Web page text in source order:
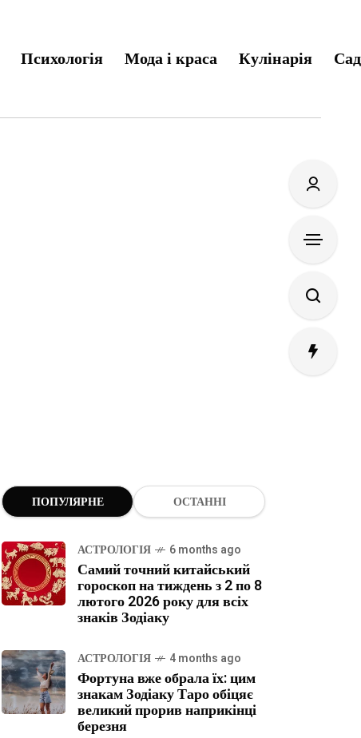
Психологія Мода і краса Кулінарія
ПОПУЛЯРНЕ ОСТАННІ
АСТРОЛОГІЯ 6 months ago
Самий точний китайський
гороскоп на тиждень з 2 по 8
лютого 2026 року для всіх
знаків Зодіаку
АСТРОЛОГІЯ 4 months ago
Фортуна вже обрала їх: цим
знакам Зодіаку Таро обіцяє
великий прорив наприкінці
березня